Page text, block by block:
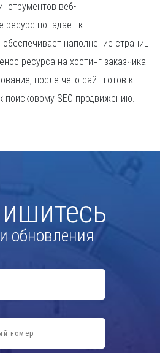
веб-
ресурс попадает к
наполнение страниц
ресурса на хостинг заказчика.
после чего сайт готов к
поисковому SEO продвижению.
обновления